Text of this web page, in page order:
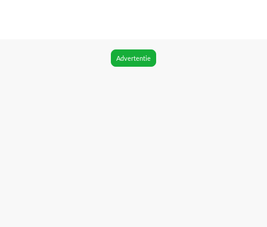
Advertentie